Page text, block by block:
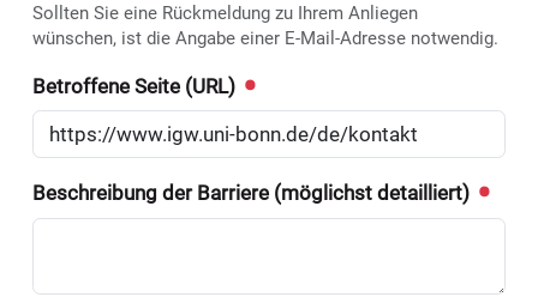
Sollten Sie eine Rückmeldung zu Ihrem Anliegen
wünschen, ist die Angabe einer E-Mail-Adresse notwendig.
Betroffene Seite (URL)
Beschreibung der Barriere (möglichst detailliert)